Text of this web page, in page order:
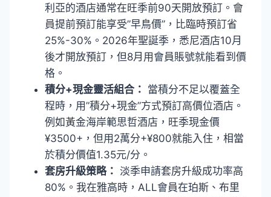
利亞的酒店通常在旺季前90天開放預訂。會
員提前預訂能享受”早鳥價”，比臨時預訂省
25%-30%。2026年聖誕季，悉尼酒店10月
後才開放預訂，但8月用會員賬號就能看到價
格。
積分+現金靈活組合： 當積分不足以覆蓋全
程時，用”積分+現金”方式預訂高價位酒店。
例如黃金海岸範思哲酒店，旺季現金價
¥3500+，但用2萬分+¥800就能入住，相當
於積分價值1.35元/分。
套房升級策略： 淡季申請套房升級成功率高
80%。我在雅高時，ALL會員在珀斯、布里